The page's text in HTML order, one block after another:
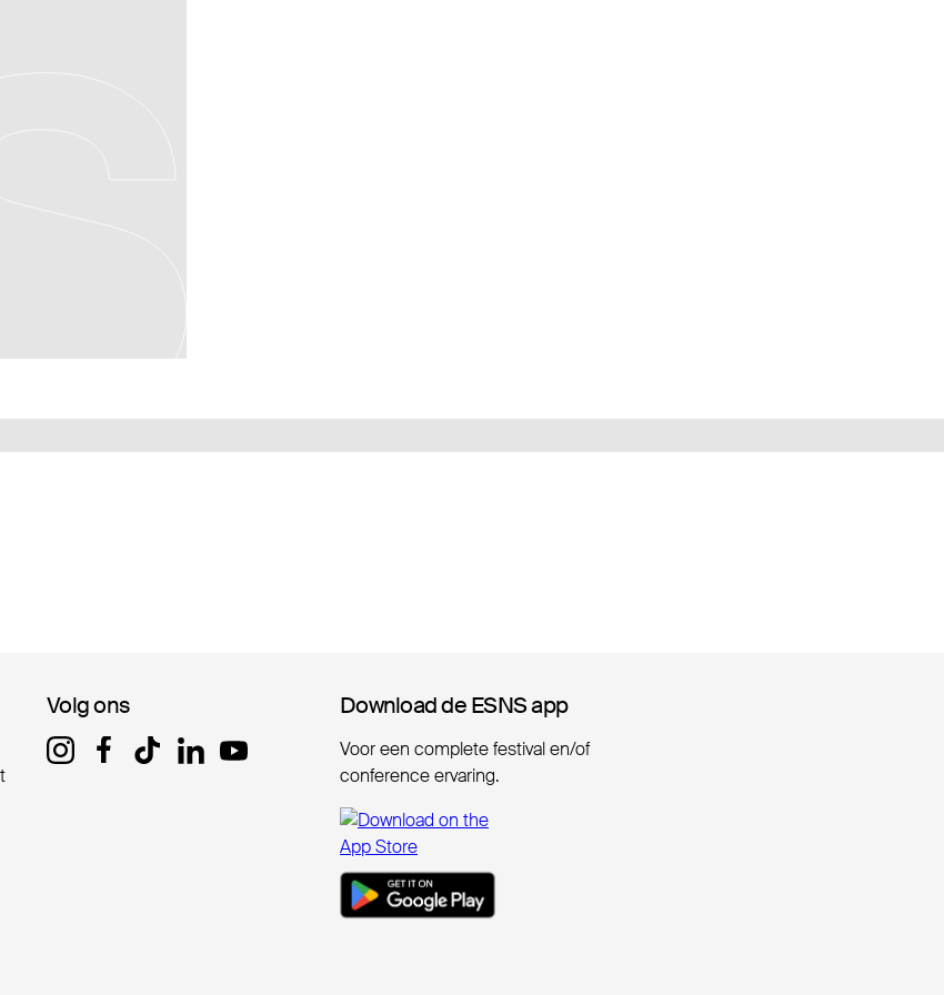
Volg ons
Volg ons Download de ESNS app
Download de ESNS app
Voor een complete festival en/of
conference ervaring.